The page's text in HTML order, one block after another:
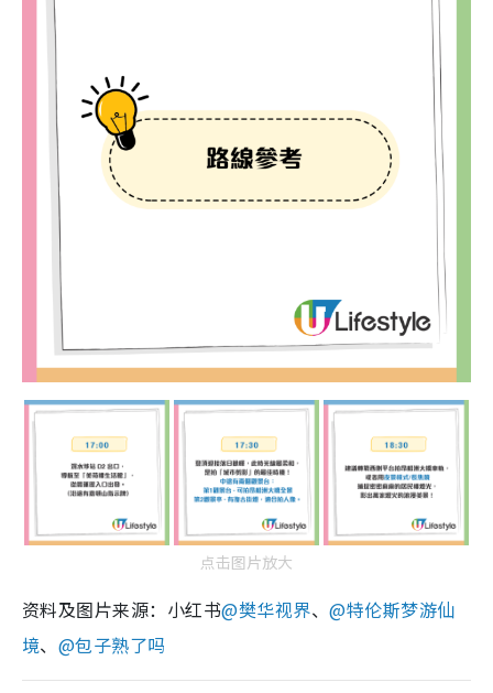
点击图片放大
资料及图片来源：小红书@樊华视界、@特伦斯梦游仙
境、 @包子熟了吗